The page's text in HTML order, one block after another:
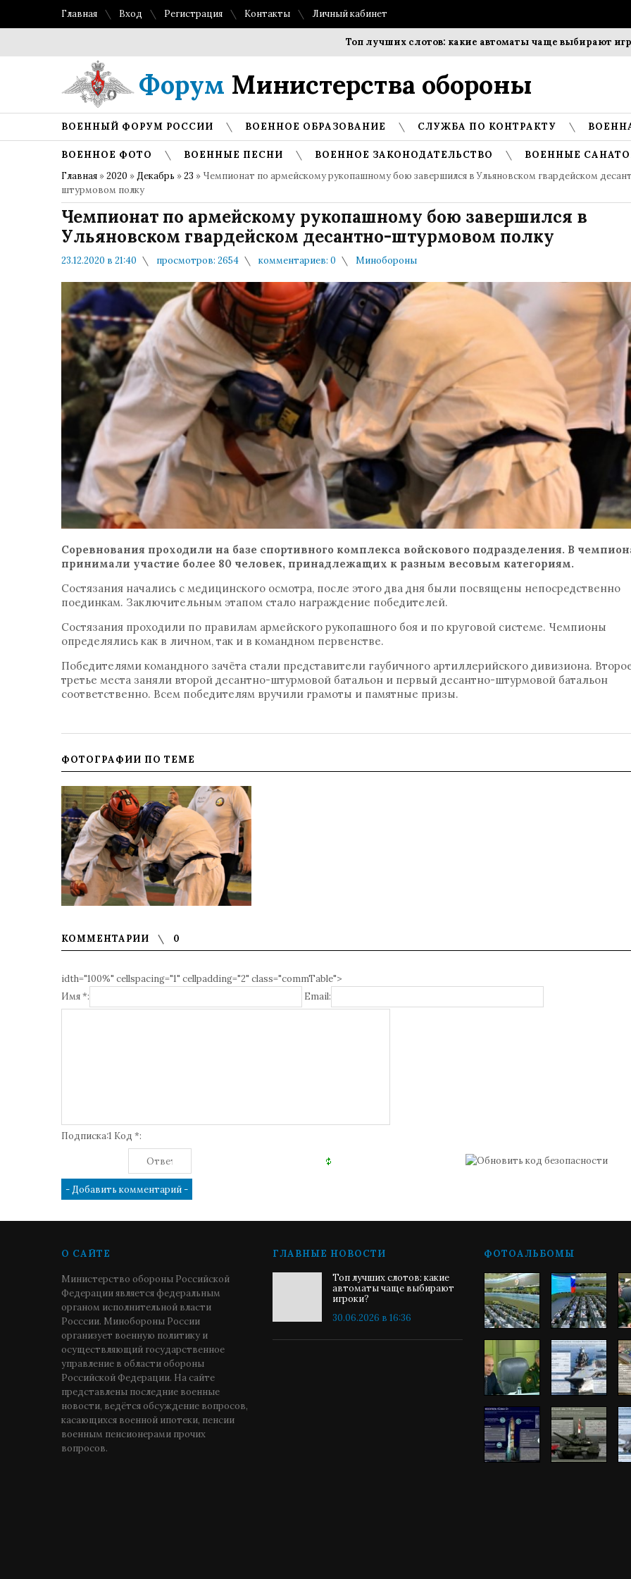
Главная Вход Регистрация Контакты Личный кабинет
Топ лучших слотов: какие автоматы чаще выбирают игроки?
Форум Министерства обороны
ВОЕННЫЙ ФОРУМ РОССИИ ВОЕННОЕ ОБРАЗОВАНИЕ СЛУЖБА ПО КОНТРАКТУ
ВОЕННОЕ ФОТО ВОЕННЫЕ ПЕСНИ ВОЕННОЕ ЗАКОНОДАТЕЛЬСТВО ВОЕННЫЕ
Главная »2020 »Декабрь »23 » Чемпионат по армейскому рукопашному бою завершился в Ульяновском гвардейском
штурмовом полку
Чемпионат по армейскому рукопашному бою завершился в
Ульяновском гвардейском десантно-штурмовом полку
23.12.2020 в 21:40 просмотров: 2654 комментариев: 0 Минобороны
Соревнования проходили на базе спортивного комплекса войскового подразделения. В
принимали участие более 80 человек, принадлежащих к разным весовым категориям.
Состязания начались с медицинского осмотра, после этого два дня были посвящены непосредственно
поединкам. Заключительным этапом стало награждение победителей.
Состязания проходили по правилам армейского рукопашного боя и по круговой системе. Чемпионы
определялись как в личном, так и в командном первенстве.
Победителями командного зачёта стали представители гаубичного артиллерийского дивизиона.
третье места заняли второй десантно-штурмовой батальон и первый десантно-штурмовой батальон
соответственно. Всем победителям вручили грамоты и памятные призы.
ФОТОГРАФИИ ПО ТЕМЕ
КОММЕНТАРИИ 0
idth="100%" cellspacing="1" cellpadding="2" class="commTable">
Имя *:
Email:
Подписка:1 Код *:
О САЙТЕ
Министерство обороны Российской
Федерации является федеральным
органом исполнительной власти
Росссии. Минобороны России
организует военную политику и
осуществляющий государственное
управление в области обороны
Российской Федерации. На сайте
представлены последние военные
новости, ведётся обсуждение вопросов,
касающихся военной ипотеки, пенсии
военным пенсионерами прочих
вопросов.
ГЛАВНЫЕ НОВОСТИ
Топ лучших слотов: какие
автоматы чаще выбирают
игроки?
30.06.2026 в 16:36
ФОТОАЛЬБОМЫ